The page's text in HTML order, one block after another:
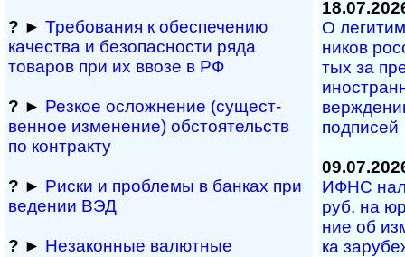
? ► Требования к обеспечению
качества и безопасности ряда
товаров при их ввозе в РФ
? ► Резкое осложнение (сущест­
вен­ное измене­ние) обсто­ятельств
по контракту
? ► Риски и проблемы в банках при
ведении ВЭД
? ► Незаконные валютные
О
ни­ков
тых за
под­писей
ИФНС
руб. на
ние об
ка